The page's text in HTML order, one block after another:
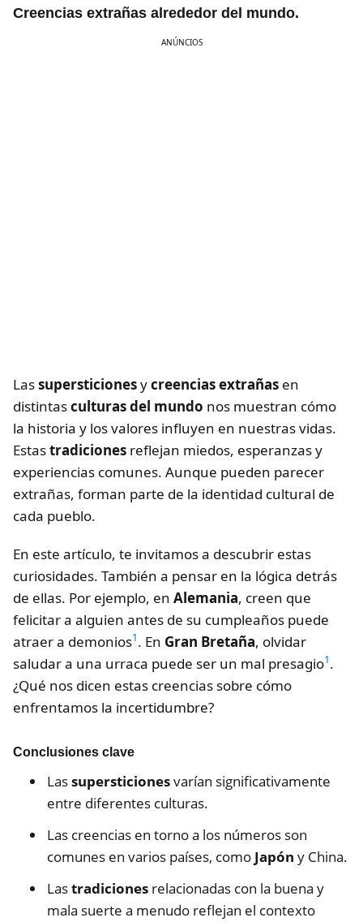
Creencias extrañas alrededor del mundo.
ANÚNCIOS
Lassupersticionesycreencias extrañas en
distintasculturas del mundo nos muestran cómo
la historia y los valores influyen en nuestras vidas.
Estastradiciones reflejan miedos, esperanzas y
experiencias comunes. Aunque pueden parecer
extrañas, forman parte de la identidad cultural de
cada pueblo.
En este artículo, te invitamos a descubrir estas
curiosidades. También a pensar en la lógica detrás
de ellas. Por ejemplo, en Alemania, creen que
felicitar a alguien antes de su cumpleaños puede
atraer a demonios1. En Gran Bretaña, olvidar
saludar a una urraca puede ser un mal presagio1.
¿Qué nos dicen estas creencias sobre cómo
enfrentamos la incertidumbre?
Conclusiones clave
Lassupersticionesvarían significativamente
entre diferentes culturas.
Las creencias en torno a los números son
comunes en varios países, como Japón y China.
Lastradiciones relacionadas con la buena y
mala suerte a menudo reflejan el contexto